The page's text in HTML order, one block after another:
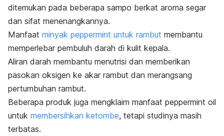
ditemukan pada beberapa sampo berkat aroma segar
dan sifat menenangkannya.
Manfaat minyak peppermint untuk rambut membantu
memperlebar pembuluh darah di kulit kepala.
Aliran darah membantu menutrisi dan memberikan
pasokan oksigen ke akar rambut dan merangsang
pertumbuhan rambut.
Beberapa produk juga mengklaim manfaat peppermint oil
untuk membersihkan ketombe, tetapi studinya masih
terbatas.